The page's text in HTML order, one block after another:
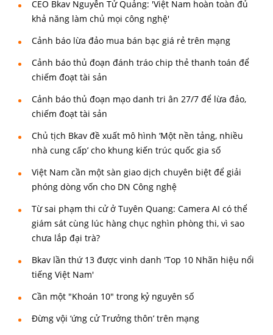
CEO Bkav Nguyễn Tử Quảng: 'Việt Nam hoàn toàn đủ
khả năng làm chủ mọi công nghệ'
Cảnh báo lừa đảo mua bán bạc giá rẻ trên mạng
Cảnh báo thủ đoạn đánh tráo chip thẻ thanh toán để
chiếm đoạt tài sản
Cảnh báo thủ đoạn mạo danh tri ân 27/7 để lừa đảo,
chiếm đoạt tài sản
Chủ tịch Bkav đề xuất mô hình ‘Một nền tảng, nhiều
nhà cung cấp’ cho khung kiến trúc quốc gia số
Việt Nam cần một sàn giao dịch chuyên biệt để giải
phóng dòng vốn cho DN Công nghệ
Từ sai phạm thi cử ở Tuyên Quang: Camera AI có thể
giám sát cùng lúc hàng chục nghìn phòng thi, vì sao
chưa lắp đại trà?
Bkav lần thứ 13 được vinh danh 'Top 10 Nhãn hiệu nổi
tiếng Việt Nam'
Cần một "Khoán 10" trong kỷ nguyên số
Đừng vội ‘ứng cử Trưởng thôn’ trên mạng